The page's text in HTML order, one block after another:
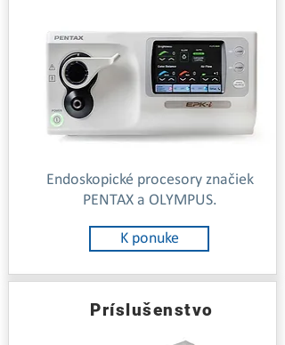
Endoskopické procesory značiek
PENTAX a OLYMPUS.
K ponuke
Príslušenstvo